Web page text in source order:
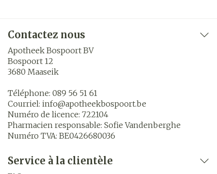
Contactez nous
Apotheek Bospoort BV
Bospoort 12
3680 Maaseik
Téléphone: 089 56 51 61
Courriel: info@apotheekbospoort.be
Numéro de licence: 722104
Pharmacien responsable: Sofie Vandenberghe
Numéro TVA: BE0426680036
Service à la clientèle